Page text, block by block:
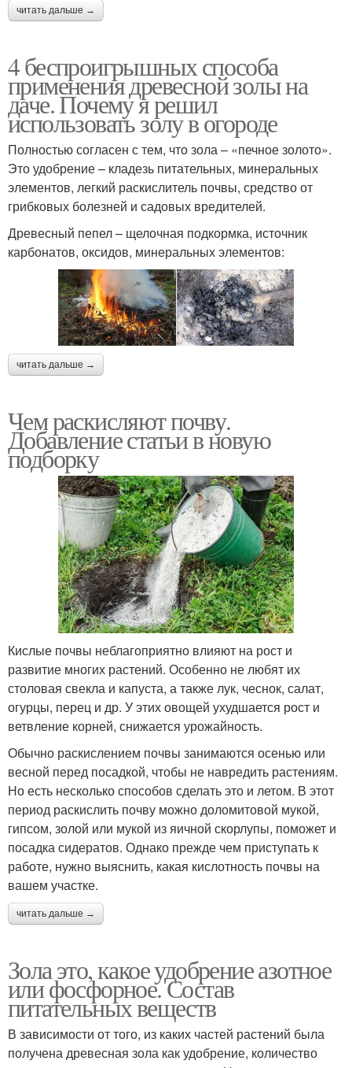
читать дальше →
4 беспроигрышных способа
применения древесной золы на
даче. Почему я решил
использовать золу в огороде
Полностью согласен с тем, что зола – «печное золото».
Это удобрение – кладезь питательных, минеральных
элементов, легкий раскислитель почвы, средство от
грибковых болезней и садовых вредителей.
Древесный пепел – щелочная подкормка, источник
карбонатов, оксидов, минеральных элементов:
читать дальше →
Чем раскисляют почву.
Добавление статьи в новую
подборку
Кислые почвы неблагоприятно влияют на рост и
развитие многих растений. Особенно не любят их
столовая свекла и капуста, а также лук, чеснок, салат,
огурцы, перец и др. У этих овощей ухудшается рост и
ветвление корней, снижается урожайность.
Обычно раскислением почвы занимаются осенью или
весной перед посадкой, чтобы не навредить растениям.
Но есть несколько способов сделать это и летом. В этот
период раскислить почву можно доломитовой мукой,
гипсом, золой или мукой из яичной скорлупы, поможет и
посадка сидератов. Однако прежде чем приступать к
работе, нужно выяснить, какая кислотность почвы на
вашем участке.
читать дальше →
Зола это, какое удобрение азотное
или фосфорное. Состав
питательных веществ
В зависимости от того, из каких частей растений была
получена древесная зола как удобрение, количество